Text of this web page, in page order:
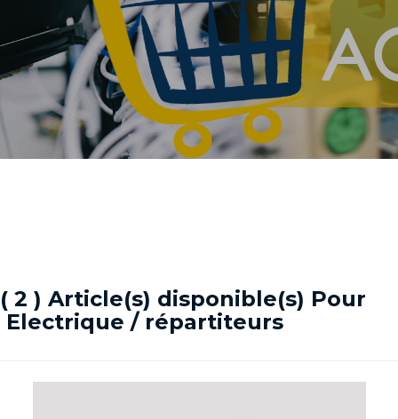
( 2 ) Article(s) disponible(s) Pour
Electrique / répartiteurs